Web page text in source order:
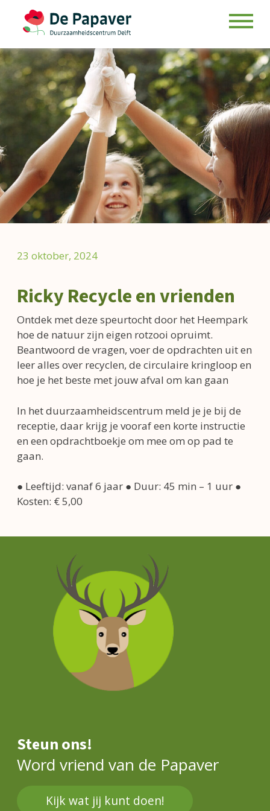
Skip
to
content
23 oktober, 2024
Ricky Recycle en vrienden
Ontdek met deze speurtocht door het Heempark
hoe de natuur zijn eigen rotzooi opruimt.
Beantwoord de vragen, voer de opdrachten uit en
leer alles over recyclen, de circulaire kringloop en
hoe je het beste met jouw afval om kan gaan
In het duurzaamheidscentrum meld je je bij de
receptie, daar krijg je vooraf een korte instructie
en een opdrachtboekje om mee om op pad te
gaan.
● Leeftijd: vanaf 6 jaar ● Duur: 45 min – 1 uur ●
Kosten: € 5,00
Steun ons!
Word vriend van de Papaver
Kijk wat jij kunt doen!